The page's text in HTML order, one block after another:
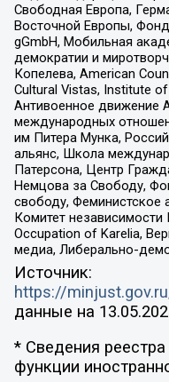
Свободная Европа,
Восточной Европы,
gGmbH, Мобильная
демократии и
Копелева, American
Cultural Vistas, Institute
Антивоенное движение
международных
им Питера Мунка,
альянс, Школа
Патерсона, Центр
Немцова за Свободу,
свободу, Феминистское
Комитет
Occupation of Karelia,
медиа, Либерально-
Источник:
https://
данные на
* Сведения
функции